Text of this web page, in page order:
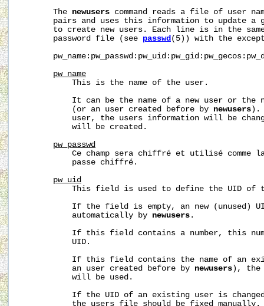
       The
newusers command reads a file of user
pairs and uses this information to update a
to create new users. Each line is in the
       password file (see
passwd(5)) with the
pw_name
           This is the name of the user.
It can be the name of a new user or the
           (or an user created before by
newusers ).
user, the users information will be
           will be created.
pw_passwd
Ce champ sera chiffré et utilisé comme
           passe chiffré.
pw_uid
This field is used to define the UID of
If the field is empty, an new (unused)
           automatically by
newusers .
If this field contains a number, this
           UID.
If this field contains the name of an
           an user created before by
newusers ), the
           will be used.
If the UID of an existing user is
           the users file should be fixed manually.